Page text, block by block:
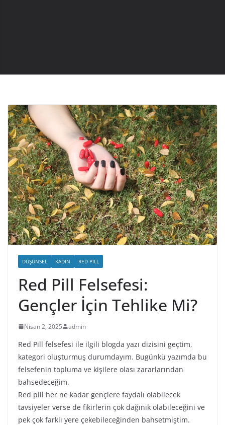
DÜŞÜNSEL KADIN RED PILL
Red Pill Felsefesi:
Gençler İçin Tehlike Mi?
Nisan 2, 2025 admin
Red Pill felsefesi ile ilgili blogda yazı dizisini geçtim,
kategori oluşturmuş durumdayım. Bugünkü yazımda bu
felsefenin topluma ve kişilere olası zararlarından
bahsedeceğim.
Red pill her ne kadar gençlere faydalı olabilecek
tavsiyeler verse de fikirlerin çok dağınık olabileceğini ve
pek çok farklı yere çekebileceğinden bahsetmiştim.